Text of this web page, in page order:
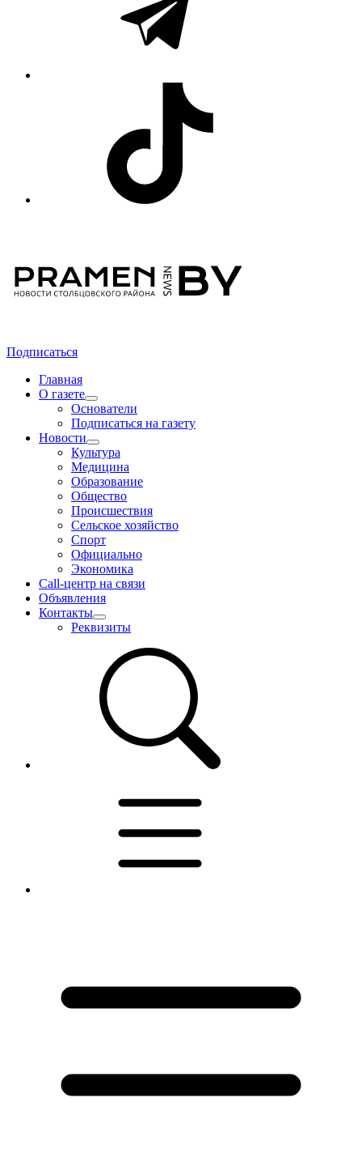
Подписаться
Главная
О газете
Основатели
Подписаться на газету
Новости
Культура
Медицина
Образование
Общество
Происшествия
Сельское хозяйство
Спорт
Официально
Экономика
Call-центр на связи
Объявления
Контакты
Реквизиты